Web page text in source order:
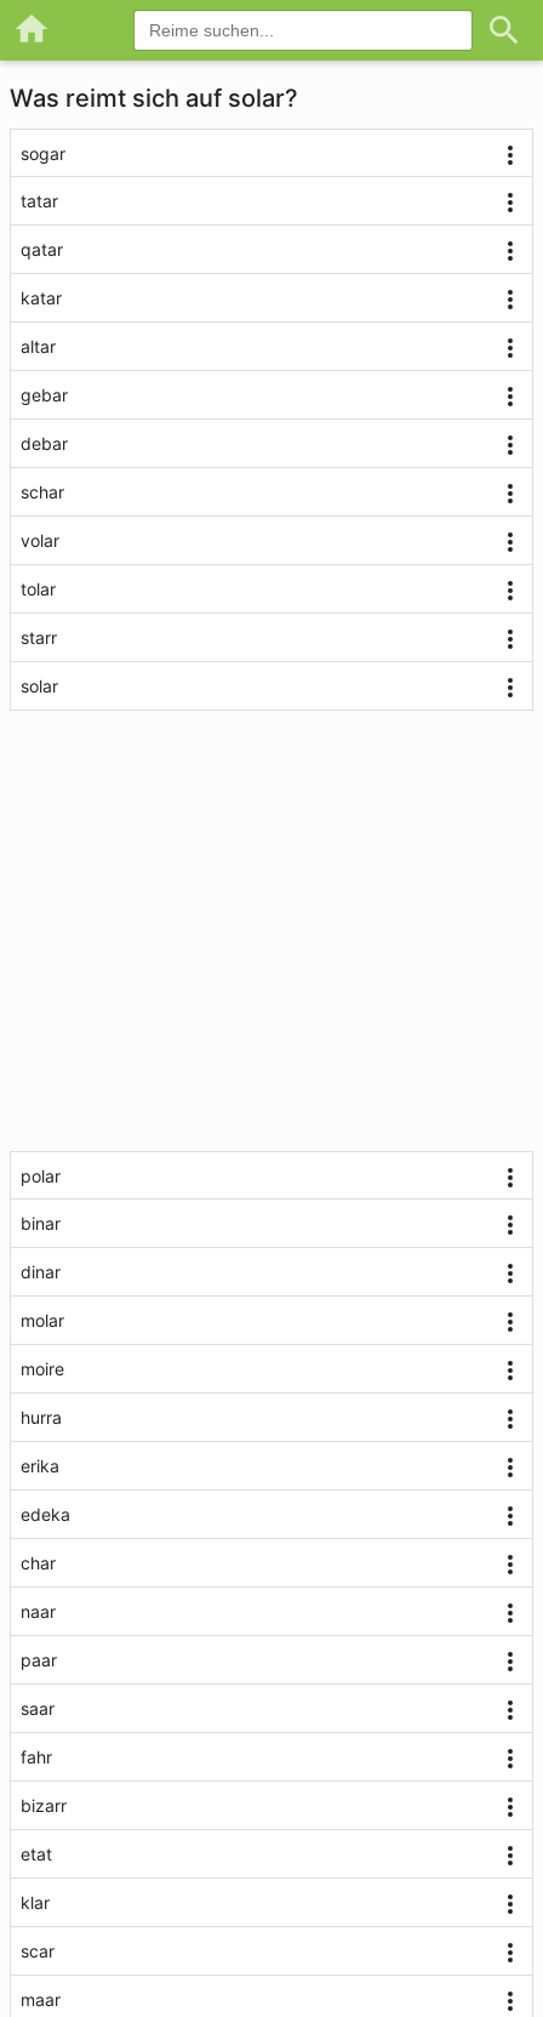
Was reimt sich auf solar?
sogar
tatar
qatar
katar
altar
gebar
debar
schar
volar
tolar
starr
solar
polar
binar
dinar
molar
moire
hurra
erika
edeka
char
naar
paar
saar
fahr
bizarr
etat
klar
scar
maar